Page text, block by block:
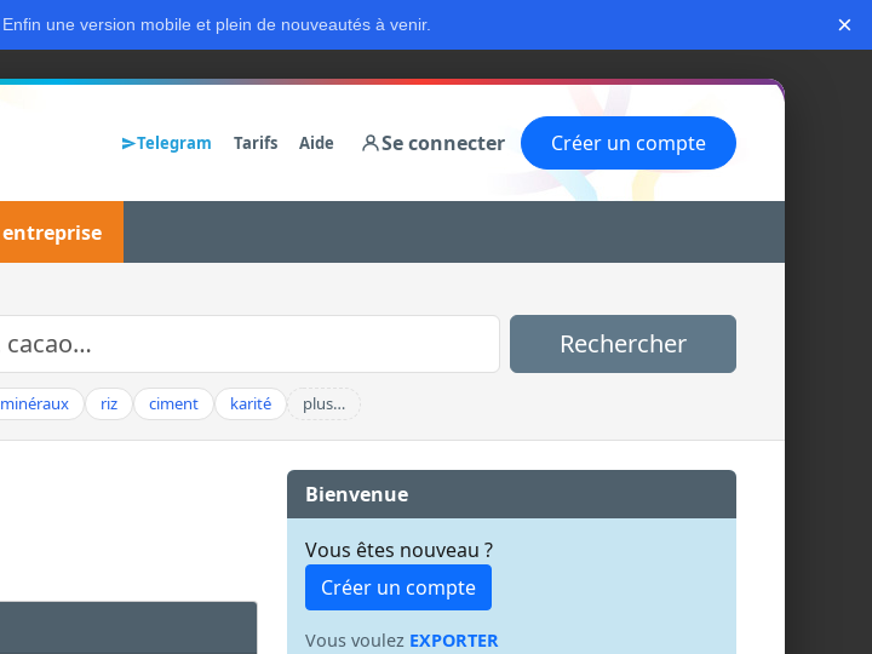
Enfin une version mobile et plein de nouveautés à venir. ×
Telegram Tarifs Aide Se connecter Créer un compte
entreprise
Rechercher
minéraux riz ciment karité plus…
Bienvenue
Vous êtes nouveau ?
Créer un compte
Vous voulez EXPORTER